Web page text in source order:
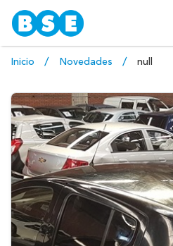
Inicio Novedades null